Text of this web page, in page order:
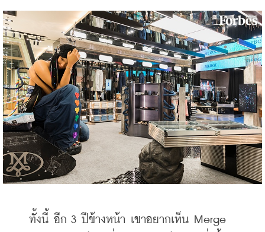
ทั้งนี้ อีก 3 ปีข้างหน้า เขาอยากเห็น Merge